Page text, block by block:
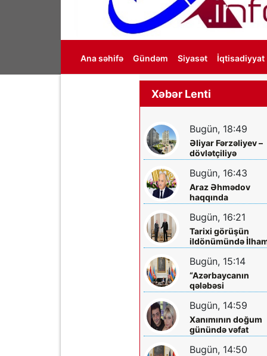
Ana səhifə Gündəm Siyasət İqtisadiyyat
Xəbər Lenti
Bugün, 18:49
Əliyar Fərzəliyev –
dövlətçiliyə
sədaqəti, Vətən
sevgisi və xeyirxah
əməlləri ilə seçilən
ziyalı
Bugün, 16:43
Araz Əhmədov
haqqında
danışanlara bir
sözüm var: əvvəl
tanıyın, sonra
danışın!
Bugün, 16:21
Tarixi görüşün
ildönümündə
Əliyevə zəng etdi
Bugün, 15:14
“Azərbaycanın
qələbəsi
Ermənistanın
müstəqilliyini
möhkəmlətdi”
Bugün, 14:59
Xanımının doğum
günündə vəfat
edibmiş...
Bugün, 14:50